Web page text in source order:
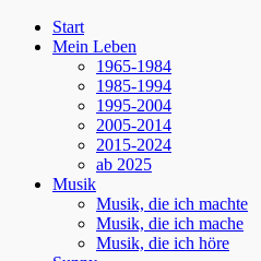
oben
scrollen
Start
Mein Leben
1965-1984
1985-1994
1995-2004
2005-2014
2015-2024
ab 2025
Musik
Musik, die ich machte
Musik, die ich mache
Musik, die ich höre